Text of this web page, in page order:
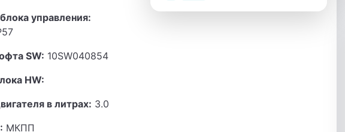
управления:
SW: 10SW040854
HW:
в литрах: 3.0
МКПП